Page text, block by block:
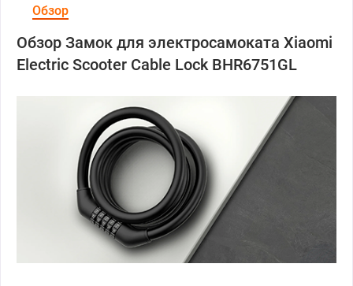
Обзор
Обзор Замок для электросамоката Xiaomi
Electric Scooter Cable Lock BHR6751GL